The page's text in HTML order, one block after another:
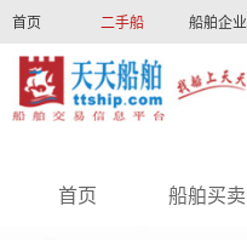
首页 二手船 船舶企业
船员招聘 船员联盟
首页 船舶买卖